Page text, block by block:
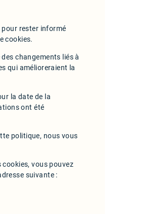
rester informé
cookies.
changements liés à
qui amélioreraient la
la date de la
ont été
politique, nous vous
vous pouvez
suivante :